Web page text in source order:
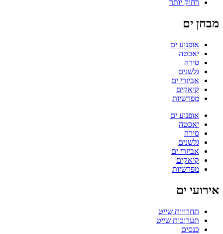
רחוק יותר
מבחן ים
אופנוע ים
יאכטה
סירה
גלשנים
אביזרי ים
קיאקים
מפרשיות
אופנוע ים
יאכטה
סירה
גלשנים
אביזרי ים
קיאקים
מפרשיות
אירועי ים
תחרויות שייט
תערוכות שייט
כנסים